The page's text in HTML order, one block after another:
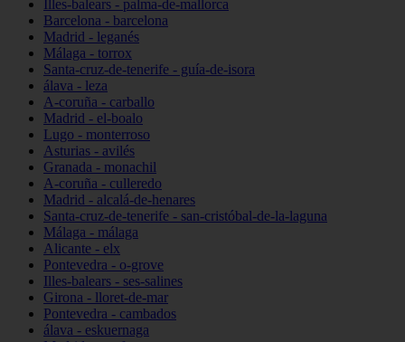
Illes-balears - palma-de-mallorca
Barcelona - barcelona
Madrid - leganés
Málaga - torrox
Santa-cruz-de-tenerife - guía-de-isora
álava - leza
A-coruña - carballo
Madrid - el-boalo
Lugo - monterroso
Asturias - avilés
Granada - monachil
A-coruña - culleredo
Madrid - alcalá-de-henares
Santa-cruz-de-tenerife - san-cristóbal-de-la-laguna
Málaga - málaga
Alicante - elx
Pontevedra - o-grove
Illes-balears - ses-salines
Girona - lloret-de-mar
Pontevedra - cambados
álava - eskuernaga